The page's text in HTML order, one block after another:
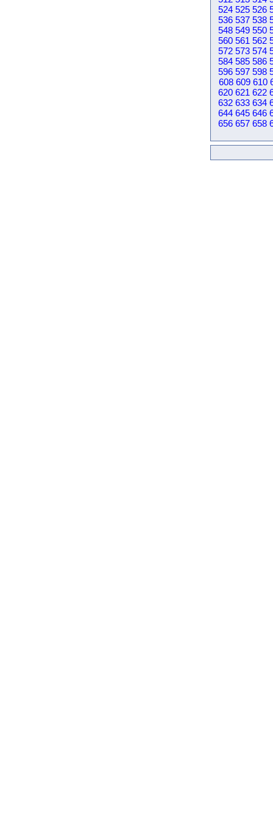
524 525 526
536 537 538
548 549 550
560 561 562
572 573 574
584 585 586
596 597 598
608 609 610
620 621 622
632 633 634
644 645 646
656 657 658